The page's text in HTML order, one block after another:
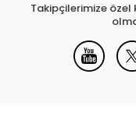
Takipçilerimize